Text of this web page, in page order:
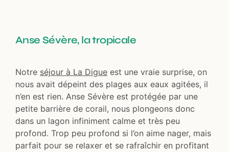
Anse Sévère, la tropicale
Notre séjour à La Digue est une vraie surprise, on
nous avait dépeint des plages aux eaux agitées, il
n’en est rien. Anse Sévère est protégée par une
petite barrière de corail, nous plongeons donc
dans un lagon infiniment calme et très peu
profond. Trop peu profond si l’on aime nager, mais
parfait pour se relaxer et se rafraîchir en profitant